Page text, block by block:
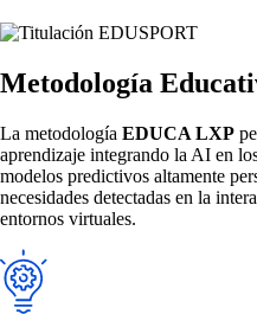
Metodología
La metodología EDUCA LXP
aprendizaje integrando la AI en
modelos predictivos altamente
necesidades detectadas en la
entornos virtuales.